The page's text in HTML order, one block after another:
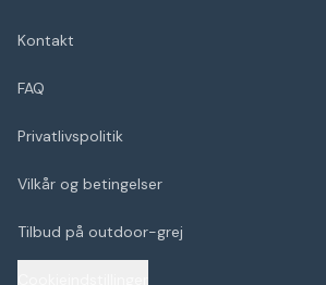
Kontakt
FAQ
Privatlivspolitik
Vilkår og betingelser
Tilbud på outdoor-grej